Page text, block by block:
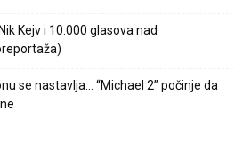
Kejv i 10.000 glasova nad
se nastavlja… “Michael 2” počinje da